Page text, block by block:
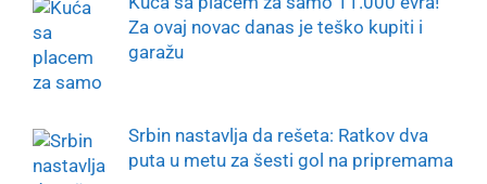
Za ovaj novac danas je teško kupiti i
garažu
Srbin nastavlja da rešeta: Ratkov dva
puta u metu za šesti gol na pripremama